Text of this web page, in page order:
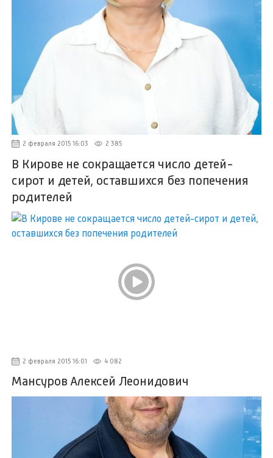
2 февраля 2015 16:03 2 385
В Кирове не сокращается число детей-
сирот и детей, оставшихся без попечения
родителей
2 февраля 2015 16:01 4 082
Мансуров Алексей Леонидович